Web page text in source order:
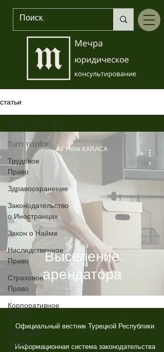
статьи
Tüm Yazılar
Трудовое
Право
Здравоохранение
Законодательство
о Иностранцах
Закон о Найме
Наследственное
Право
Страховое
Право
Корпоративное
Право
Уголовное
Право
Tüm Yazılar
Выселение
арендатора
Av. Hilmi KARACA
Официальный вестник Турецкой Республики
Информационная система законодательства